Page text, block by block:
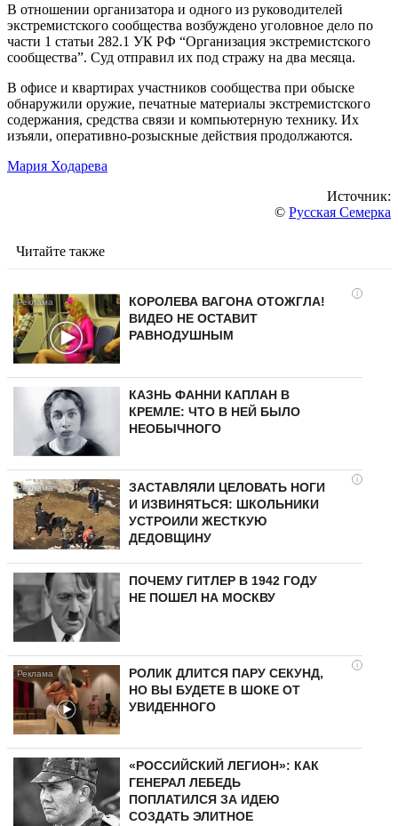
В отношении организатора и одного из руководителей
экстремистского сообщества возбуждено уголовное дело по
части 1 статьи 282.1 УК РФ “Организация экстремистского
сообщества”. Суд отправил их под стражу на два месяца.
В офисе и квартирах участников сообщества при обыске
обнаружили оружие, печатные материалы экстремистского
содержания, средства связи и компьютерную технику. Их
изъяли, оперативно-розыскные действия продолжаются.
Мария Ходарева
Источник:
© Русская Семерка
Читайте также
i
КОРОЛЕВА ВАГОНА ОТОЖГЛА!
ВИДЕО НЕ ОСТАВИТ
РАВНОДУШНЫМ
КАЗНЬ ФАННИ КАПЛАН В
КРЕМЛЕ: ЧТО В НЕЙ БЫЛО
НЕОБЫЧНОГО
i
ЗАСТАВЛЯЛИ ЦЕЛОВАТЬ НОГИ
И ИЗВИНЯТЬСЯ: ШКОЛЬНИКИ
УСТРОИЛИ ЖЕСТКУЮ
ДЕДОВЩИНУ
ПОЧЕМУ ГИТЛЕР В 1942 ГОДУ
НЕ ПОШЕЛ НА МОСКВУ
i
РОЛИК ДЛИТСЯ ПАРУ СЕКУНД,
НО ВЫ БУДЕТЕ В ШОКЕ ОТ
УВИДЕННОГО
«РОССИЙСКИЙ ЛЕГИОН»: КАК
ГЕНЕРАЛ ЛЕБЕДЬ
ПОПЛАТИЛСЯ ЗА ИДЕЮ
СОЗДАТЬ ЭЛИТНОЕ